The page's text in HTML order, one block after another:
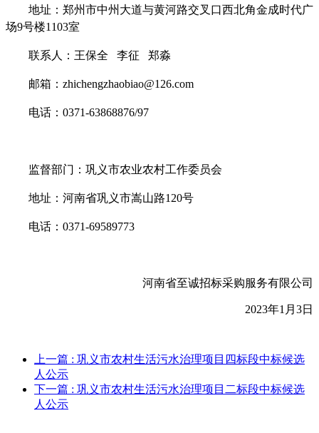
地址：郑州市中州大道与黄河路交叉口西北角金成时代广
场9号楼1103室
联系人：王保全 李征 郑淼
邮箱： zhichengzhaobiao@126.com
电话： 0371-63868876/97
监督部门：巩义市农业农村工作委员会
地址：河南省巩义市嵩山路120号
电话： 0371-69589773
河南省至诚招标采购服务有限公司
2023年1 月 3日
上一篇 : 巩义市农村生活污水治理项目四标段中标候选
人公示
下一篇 : 巩义市农村生活污水治理项目二标段中标候选
人公示